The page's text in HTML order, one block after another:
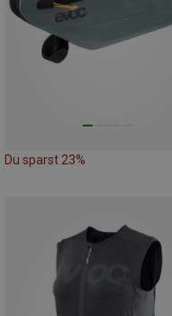
Du sparst 23%